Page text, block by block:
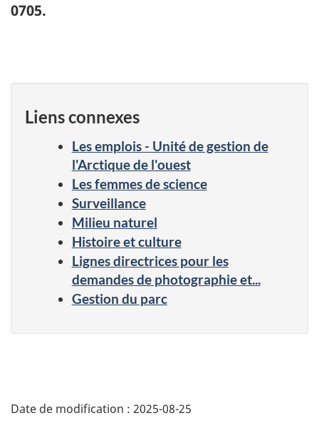
0705.
Liens connexes
Les emplois - Unité de gestion de
l'Arctique de l'ouest
Les femmes de science
Surveillance
Milieu naturel
Histoire et culture
Lignes directrices pour les
demandes de photographie et...
Gestion du parc
Date de modification : 2025-08-25